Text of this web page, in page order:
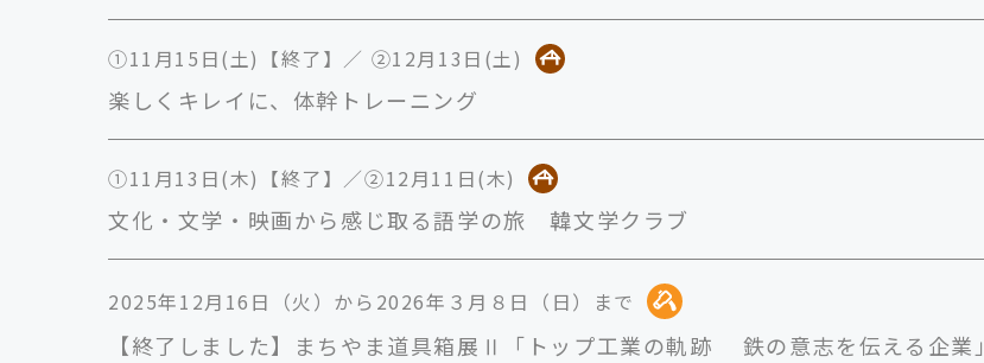
①11月15日(土)【終了】／ ②12月13日(土)
楽しくキレイに、体幹トレーニング
①11月13日(木)【終了】／②12月11日(木)
文化・文学・映画から感じ取る語学の旅 韓文学クラブ
2025年12月16日（火）から2026年３月８日（日）まで
【終了しました】まちやま道具箱展Ⅱ「トップ工業の軌跡 鉄の意志を伝える企業」